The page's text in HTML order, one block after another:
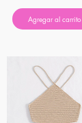
Agregar al carrito